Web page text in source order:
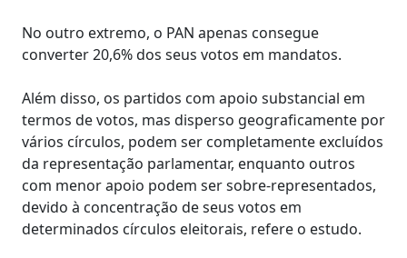
No outro extremo, o PAN apenas consegue
converter 20,6% dos seus votos em mandatos.
Além disso, os partidos com apoio substancial em
termos de votos, mas disperso geograficamente por
vários círculos, podem ser completamente excluídos
da representação parlamentar, enquanto outros
com menor apoio podem ser sobre-representados,
devido à concentração de seus votos em
determinados círculos eleitorais, refere o estudo.